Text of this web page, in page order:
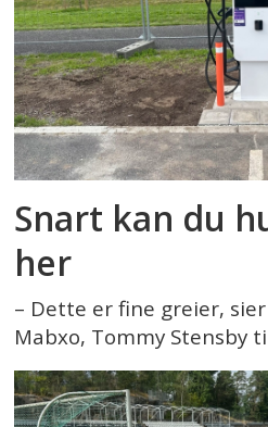
Snart kan du
her
– Dette er fine greier,
Mabxo, Tommy Stensby